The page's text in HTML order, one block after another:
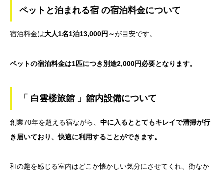
ペットと泊まれる宿 の宿泊料金について
宿泊料金は大人1名1泊13,000円～が目安です。
ペットの宿泊料金は1匹につき別途2,000円必要となります。
「 白雲楼旅館 」館内設備について
創業70年を超える宿ながら、 中に入るととてもキレイで清掃が行
き届いており、快適に利用することができます。
和の趣を感じる室内はどこか懐かしい気分にさせてくれ、街なか